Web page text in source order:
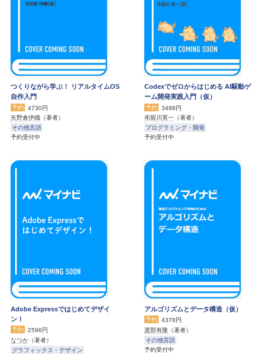
つくりながら学ぶ！ リアルタイムOS
自作入門
予約
4730円
矢野倉伊織 （著者）
その他言語
予約受付中
Codexでゼロからはじめる AI駆動ゲ
ーム開発実践入門（仮）
予約
3498円
布留川英一 （著者）
プログラミング・開発
予約受付中
Adobe Expressではじめてデザイ
ン！
予約
2596円
なつか （著者）
グラフィックス・デザイン
アルゴリズムとデータ構造（仮）
予約
4378円
渡部有隆 （著者）
その他言語
予約受付中